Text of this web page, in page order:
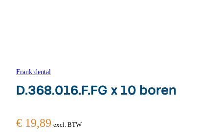
Frank dental
D.368.016.F.FG x 10 boren
€ 19,89 excl. BTW